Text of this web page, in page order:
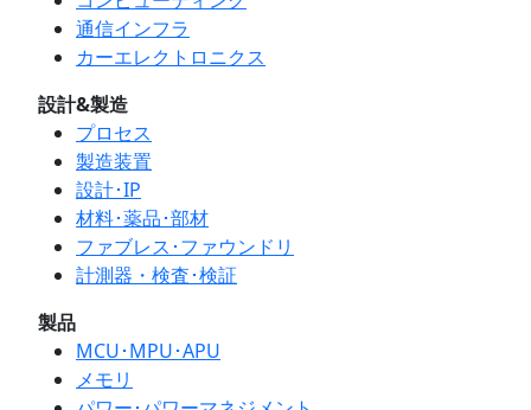
通信インフラ
カーエレクトロニクス
設計&製造
プロセス
製造装置
設計･IP
材料･薬品･部材
ファブレス･ファウンドリ
計測器・検査･検証
製品
MCU･MPU･APU
メモリ